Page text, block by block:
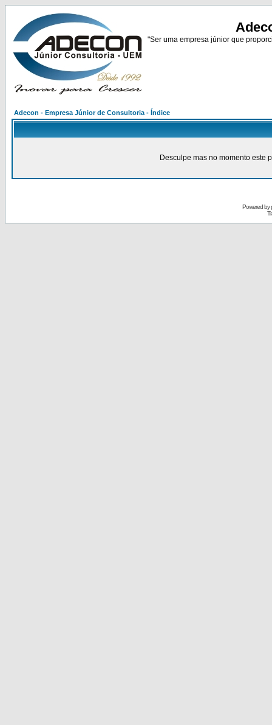
"Ser uma empresa júnior que
Adecon - Empresa Júnior de Consultoria - Índice
Desculpe mas no momento este
Powered by